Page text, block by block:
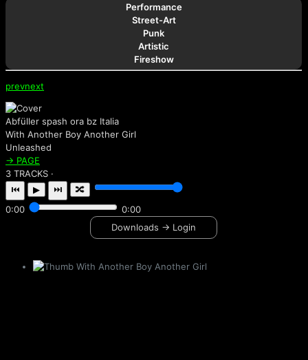
Performance
Street-Art
Punk
Artistic
Fireshow
prevnext
Abfüller spash ora bz Italia
With Another Boy Another Girl
Unleashed
→ PAGE
3 TRACKS ·
⏮ ▶ ⏭ 🔀
0:00
0:00
Downloads → Login
With Another Boy Another Girl